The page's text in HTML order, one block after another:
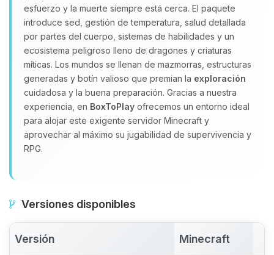
esfuerzo y la muerte siempre está cerca. El paquete
introduce sed, gestión de temperatura, salud detallada
por partes del cuerpo, sistemas de habilidades y un
ecosistema peligroso lleno de dragones y criaturas
míticas. Los mundos se llenan de mazmorras, estructuras
generadas y botín valioso que premian la exploración
cuidadosa y la buena preparación. Gracias a nuestra
experiencia, en BoxToPlay ofrecemos un entorno ideal
para alojar este exigente servidor Minecraft y
aprovechar al máximo su jugabilidad de supervivencia y
RPG.
Versiones disponibles
Versión Minecraft